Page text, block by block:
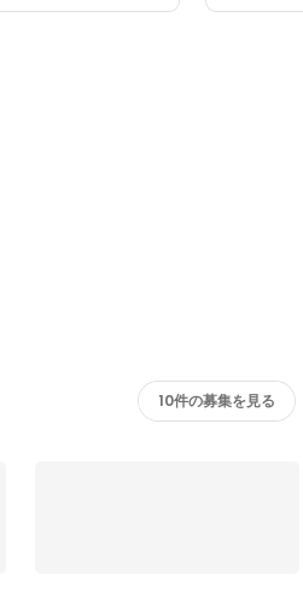
10件の募集を見る